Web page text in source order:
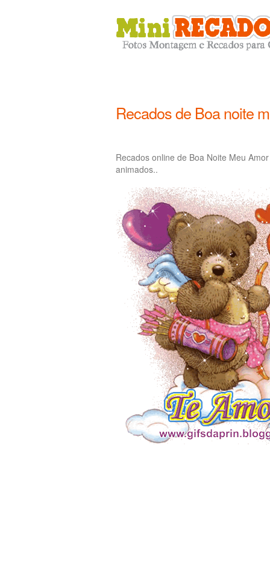
Recados de Boa noite
Recados online de Boa Noite Meu
animados..